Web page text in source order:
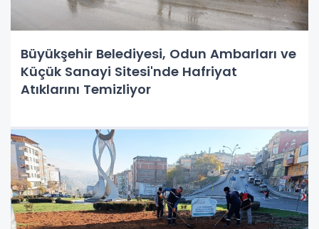
Büyükşehir Belediyesi, Odun Ambarları ve
Küçük Sanayi Sitesi'nde Hafriyat
Atıklarını Temizliyor